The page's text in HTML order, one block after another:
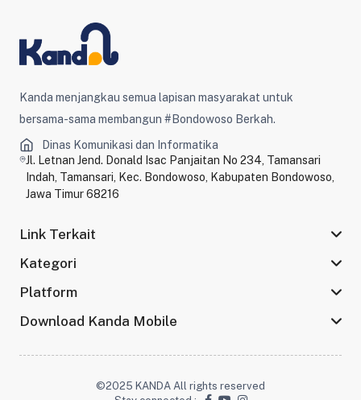
Kanda menjangkau semua lapisan masyarakat untuk
bersama-sama membangun #Bondowoso Berkah.
Dinas Komunikasi dan Informatika
Jl. Letnan Jend. Donald Isac Panjaitan No 234, Tamansari
Indah, Tamansari, Kec. Bondowoso, Kabupaten Bondowoso,
Jawa Timur 68216
Link Terkait
Kategori
Platform
Download Kanda Mobile
©2025 KANDA All rights reserved